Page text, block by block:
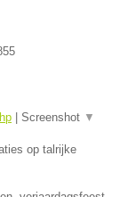
Screenshot ▼
op talrijke